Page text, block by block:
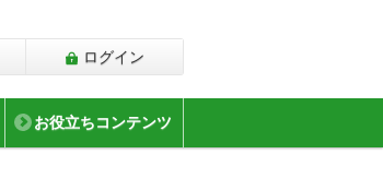
ログイン
お役立ちコンテンツ